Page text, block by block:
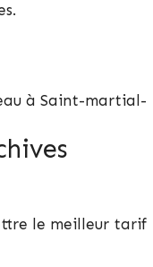
le meilleur tarif